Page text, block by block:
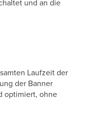
und an die
Laufzeit der
der Banner
optimiert, ohne